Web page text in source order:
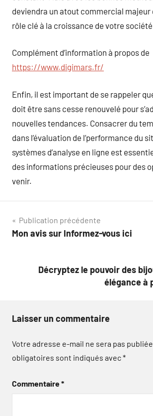
deviendra un atout commercial majeur
rôle clé à la croissance de votre
Complément d’information à propos de
https://www.digimars.fr/
Enfin, il est important de se rappeler
doit être sans cesse renouvelé pour
nouvelles tendances. Consacrer du
dans l’évaluation de l’performance du
systèmes d’analyse en ligne est
des informations précieuses pour des
venir.
Navigation
de
Publication précédente
Mon avis sur Informez-vous ici
Décryptez le pouvoir des
élégance à
Laisser un commentaire
Votre adresse e-mail ne sera pas publiée.
obligatoires sont indiqués avec*
Commentaire*